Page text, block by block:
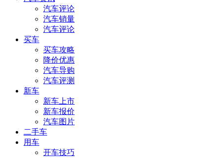
汽车评论
汽车销量
汽车评论
买车
买车攻略
降价优惠
汽车导购
汽车评测
新车
新车上市
新车报价
汽车图片
二手车
用车
开车技巧